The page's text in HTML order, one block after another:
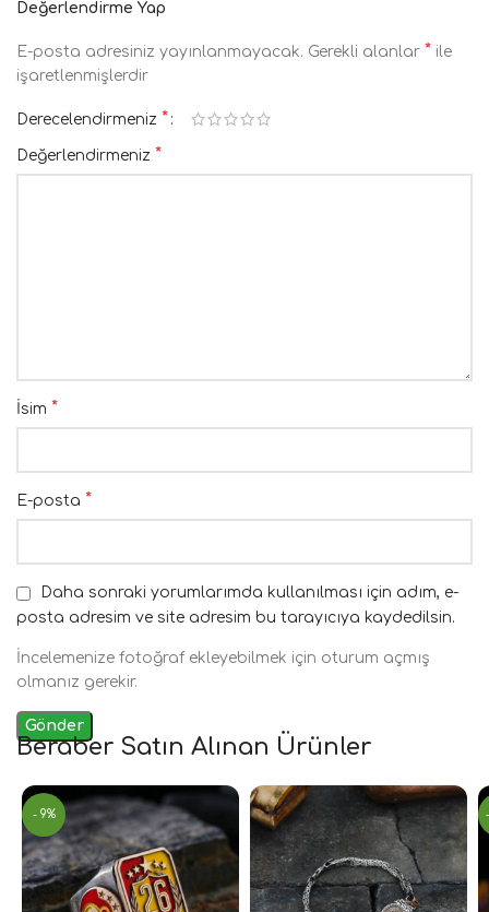
Değerlendirme Yap
E-posta adresiniz yayınlanmayacak. Gerekli alanlar * ile
işaretlenmişlerdir
Derecelendirmeniz *
Değerlendirmeniz *
İsim *
E-posta *
Daha sonraki yorumlarımda kullanılması için adım, e-
posta adresim ve site adresim bu tarayıcıya kaydedilsin.
İncelemenize fotoğraf ekleyebilmek için oturum açmış
olmanız gerekir.
Beraber Satın Alınan Ürünler
- 9%